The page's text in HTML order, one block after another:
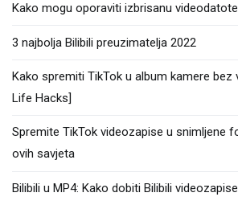
Kako mogu oporaviti izbrisanu
3 najbolja Bilibili preuzimatelja 2022
Kako spremiti TikTok u album kamere bez
Life Hacks]
Spremite TikTok videozapise u snimljene
ovih savjeta
Bilibili u MP4: Kako dobiti Bilibili